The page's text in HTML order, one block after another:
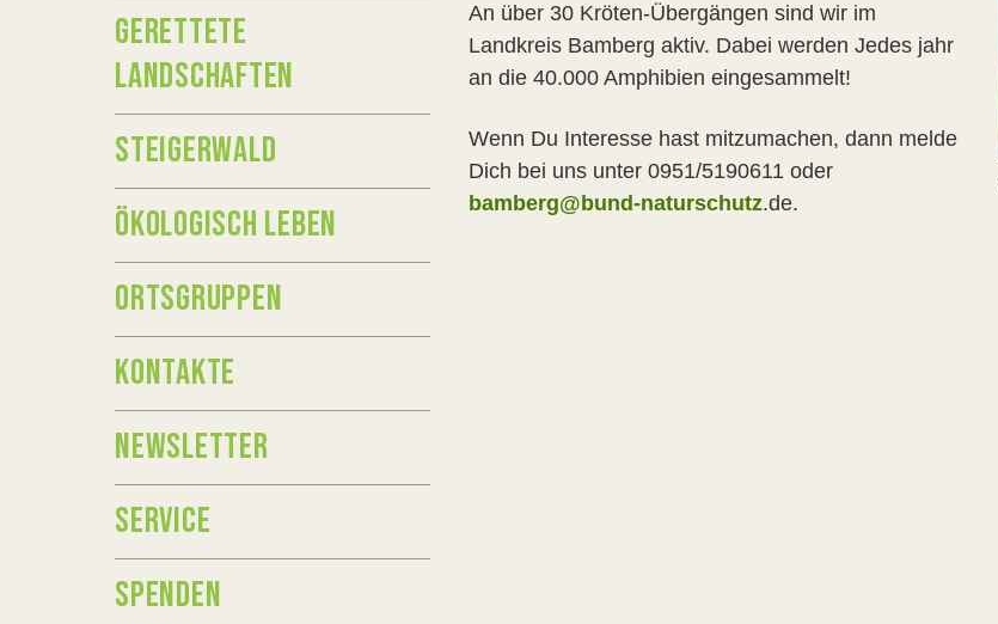
An über 30 Kröten-Übergängen sind wir im
Landkreis Bamberg aktiv. Dabei werden Jedes jahr
an die 40.000 Amphibien eingesammelt!
Wenn Du Interesse hast mitzumachen, dann melde
Dich bei uns unter 0951/5190611 oder
bamberg@bund-naturschutz.de.
GERETTETE
LANDSCHAFTEN
STEIGERWALD
ÖKOLOGISCH LEBEN
ORTSGRUPPEN
KONTAKTE
NEWSLETTER
SERVICE
SPENDEN